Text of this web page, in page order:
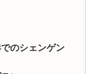
のシェンゲン